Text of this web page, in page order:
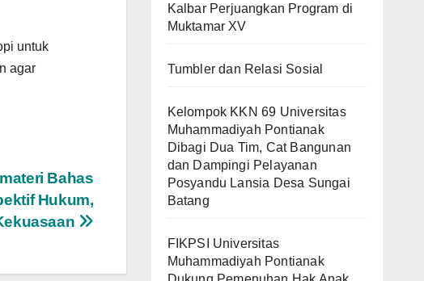
untuk
agar
Bahas
Hukum,
Kalbar Perjuangkan Program di
Muktamar XV
Tumbler dan Relasi Sosial
Kelompok KKN 69 Universitas
Muhammadiyah Pontianak
Dibagi Dua Tim, Cat Bangunan
dan Dampingi Pelayanan
Posyandu Lansia Desa Sungai
Batang
FIKPSI Universitas
Muhammadiyah Pontianak